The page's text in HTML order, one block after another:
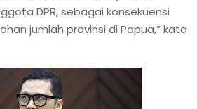
DPR, sebagai konsekuensi
jumlah provinsi di Papua,” kata